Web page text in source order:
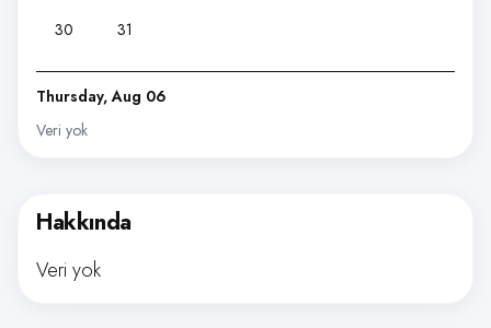
30 31
Thursday, Aug 06
Veri yok
Hakkında
Veri yok